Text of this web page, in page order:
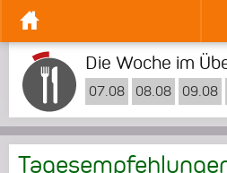
Die Woche im
07.08 08.08 09.08